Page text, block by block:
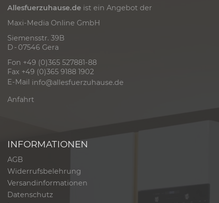
Allesfuerzuhause.de ist ein Angebot der
Maxi-Media Online GmbH
Siemensstr. 39B
D - 07546 Gera
Fon +49 (0)365 527881-88
Fax +49 (0)365 9188 1902
E-Mail info@allesfuerzuhause.de
Anfahrt
INFORMATIONEN
AGB
Widerrufsbelehrung
Versandinformationen
Datenschutz